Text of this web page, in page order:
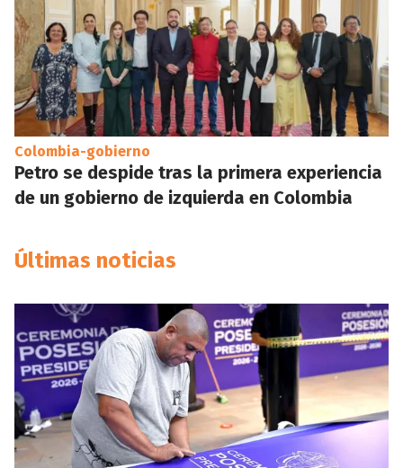
Colombia-gobierno
Petro se despide tras la primera experiencia
de un gobierno de izquierda en Colombia
Últimas noticias